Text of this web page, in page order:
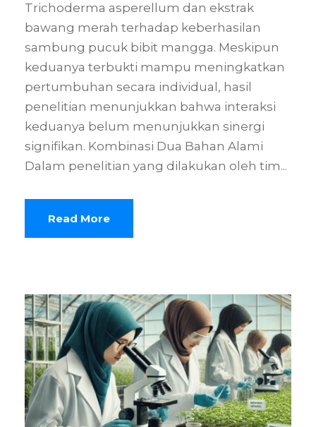
Trichoderma asperellum dan ekstrak
bawang merah terhadap keberhasilan
sambung pucuk bibit mangga. Meskipun
keduanya terbukti mampu meningkatkan
pertumbuhan secara individual, hasil
penelitian menunjukkan bahwa interaksi
keduanya belum menunjukkan sinergi
signifikan. Kombinasi Dua Bahan Alami
Dalam penelitian yang dilakukan oleh tim...
Read More